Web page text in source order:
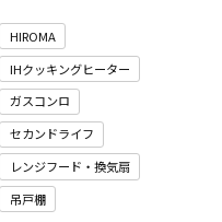
HIROMA
IHクッキングヒーター
ガスコンロ
セカンドライフ
レンジフード・換気扇
吊戸棚